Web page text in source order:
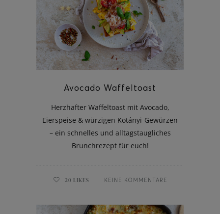
Avocado Waffeltoast
Herzhafter Waffeltoast mit Avocado,
Eierspeise & würzigen Kotányi-Gewürzen
– ein schnelles und alltagstaugliches
Brunchrezept für euch!
20 LIKES KEINE KOMMENTARE